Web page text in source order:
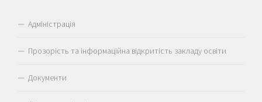
Адміністрація
Прозорість та інформаційна відкритість закладу освіти
Документи